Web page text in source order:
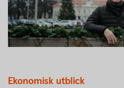
Ekonomisk utblick